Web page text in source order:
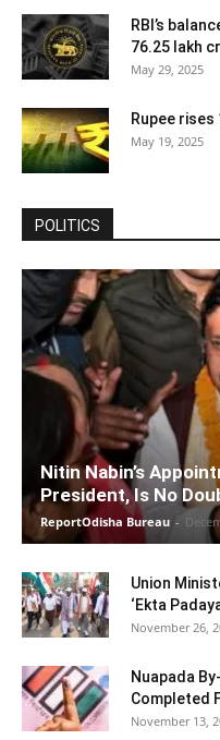
RBI’s
76.25 lakh
May 29, 2025
Rupee
May 19, 2025
POLITICS
Nitin Nabin’s
President, Is No
ReportOdisha Bureau -
Union
‘Ekta
November 26,
Nuapada
Completed
November 13,